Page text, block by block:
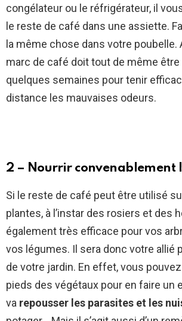
congélateur ou le réfrigérateur, il
le reste de café dans une assiette.
la même chose dans votre poubelle.
marc de café doit tout de même
quelques semaines pour tenir
distance les mauvaises odeurs.
2 – Nourrir convenablement
Si le reste de café peut être utilisé
plantes, à l’instar des rosiers et des
également très efficace pour vos
vos légumes. Il sera donc votre allié
de votre jardin. En effet, vous
pieds des végétaux pour en faire un
va repousser les parasites et les